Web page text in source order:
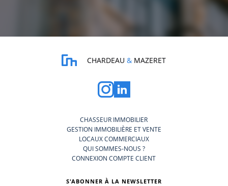
CHARDEAU& MAZERET
CHASSEUR IMMOBILIER
GESTION IMMOBILIÈRE ET VENTE
LOCAUX COMMERCIAUX
QUI SOMMES-NOUS ?
CONNEXION COMPTE CLIENT
S'ABONNER À LA NEWSLETTER